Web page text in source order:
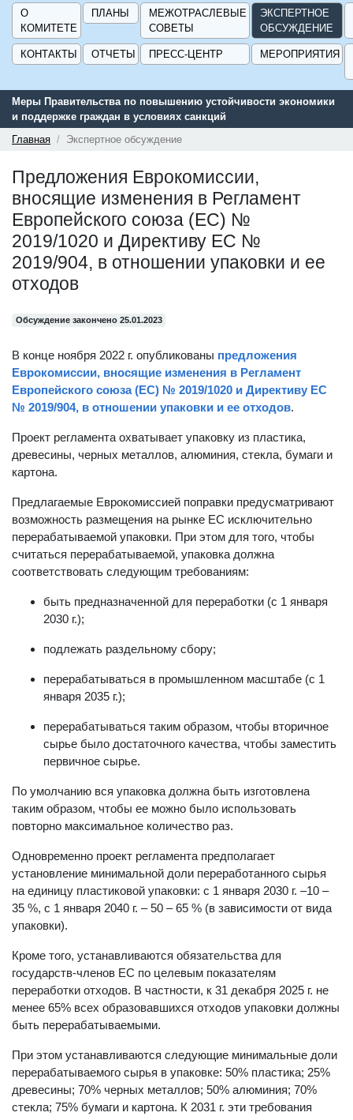
О
КОМИТЕТЕ
ПЛАНЫ
МЕЖОТРАСЛЕВЫЕ
СОВЕТЫ
ЭКСПЕРТНОЕ
ОБСУЖДЕНИЕ
КОНТАКТЫ ОТЧЕТЫ ПРЕСС-ЦЕНТР МЕРОПРИЯТИЯ
Сервис поиска и подбора субсидий и мер
поддержки для предприятий - «Навигатор мер поддержки
ГИСП».
Главная Экспертное обсуждение
Предложения Еврокомиссии,
вносящие изменения в Регламент
Европейского союза (ЕС) №
2019/1020 и Директиву ЕС №
2019/904, в отношении упаковки и ее
отходов
Обсуждение закончено 25.01.2023
В конце ноября 2022 г. опубликованы предложения
Еврокомиссии, вносящие изменения в Регламент
Европейского союза (ЕС) № 2019/1020 и Директиву ЕС
№ 2019/904, в отношении упаковки и ее отходов.
Проект регламента охватывает упаковку из пластика,
древесины, черных металлов, алюминия, стекла, бумаги и
картона.
Предлагаемые Еврокомиссией поправки предусматривают
возможность размещения на рынке ЕС исключительно
перерабатываемой упаковки. При этом для того, чтобы
считаться перерабатываемой, упаковка должна
соответствовать следующим требованиям:
быть предназначенной для переработки (с 1 января
2030 г.);
подлежать раздельному сбору;
перерабатываться в промышленном масштабе (с 1
января 2035 г.);
перерабатываться таким образом, чтобы вторичное
сырье было достаточного качества, чтобы заместить
первичное сырье.
По умолчанию вся упаковка должна быть изготовлена
таким образом, чтобы ее можно было использовать
повторно максимальное количество раз.
Одновременно проект регламента предполагает
установление минимальной доли переработанного сырья
на единицу пластиковой упаковки: с 1 января 2030 г. –10 –
35 %, с 1 января 2040 г. – 50 – 65 % (в зависимости от вида
упаковки).
Кроме того, устанавливаются обязательства для
государств-членов ЕС по целевым показателям
переработки отходов. В частности, к 31 декабря 2025 г. не
менее 65% всех образовавшихся отходов упаковки должны
быть перерабатываемыми.
При этом устанавливаются следующие минимальные доли
перерабатываемого сырья в упаковке: 50% пластика; 25%
древесины; 70% черных металлов; 50% алюминия; 70%
стекла; 75% бумаги и картона. К 2031 г. эти требования